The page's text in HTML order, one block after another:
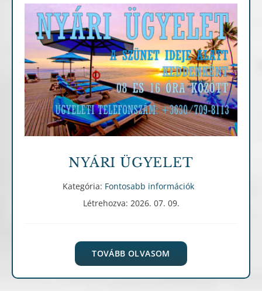
Fontosabb információk
NYÁRI ÜGYELET
Kategória: Fontosabb információk
Létrehozva: 2026. 07. 09.
TOVÁBB OLVASOM